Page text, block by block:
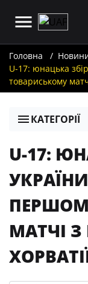
Головна
U-17: юнацька
товариському
КАТЕГОРІЇ
U-17:
МАТЧІ